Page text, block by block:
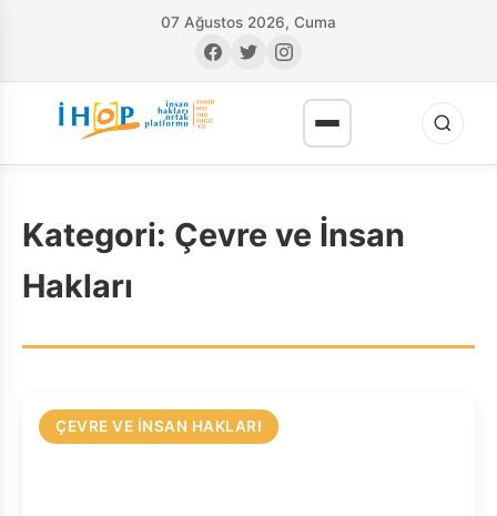
07 Ağustos 2026, Cuma
Kategori: Çevre ve İnsan
Hakları
ÇEVRE VE İNSAN HAKLARI